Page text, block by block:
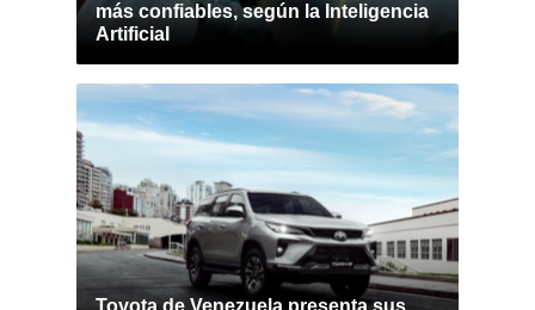
más confiables, según la Inteligencia
Artificial
Toyota de Venezuela presenta sus